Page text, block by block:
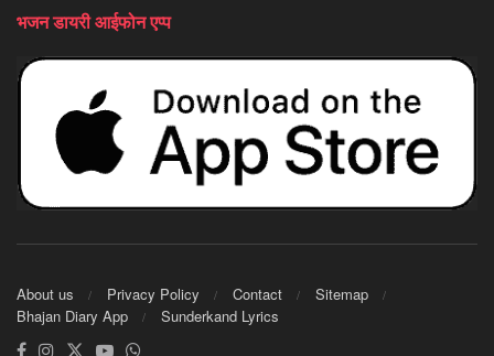
भजन डायरी आईफोन एप्प
About us Privacy Policy Contact
Sitemap
Bhajan Diary App
Sunderkand Lyrics